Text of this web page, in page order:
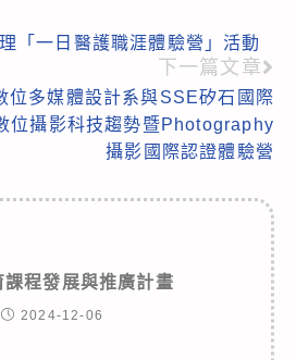
「一日醫護職涯體驗營」活動
下一篇文章
位多媒體設計系與SSE矽石國際
位攝影科技趨勢暨Photography
攝影國際認證體驗營
課程發展與推廣計畫
2024-12-06